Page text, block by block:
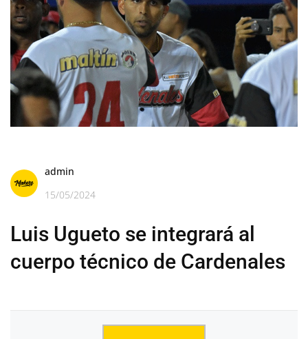
admin
15/05/2024
Luis Ugueto se integrará al
cuerpo técnico de Cardenales